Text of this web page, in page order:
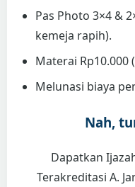
Pas Photo 3×4 &
kemeja rapih).
Materai Rp10.000
Melunasi biaya
Nah,
Dapatkan
Terakreditasi A.